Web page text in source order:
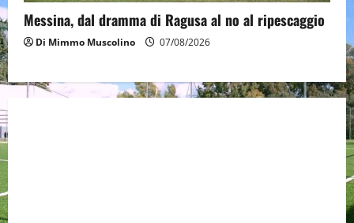
Messina, dal dramma di Ragusa al no al ripescaggio
Di Mimmo Muscolino 07/08/2026